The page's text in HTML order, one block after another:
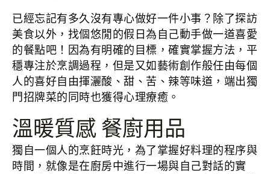
已經忘記有多久沒有專心做好一件小事？除了探訪
美食以外，找個悠閒的假日為自己動手做一道喜愛
的餐點吧！因為有明確的目標，確實掌握方法，平
穩專注於烹調過程，但是又如藝術創作般任由每個
人的喜好自由揮灑酸、甜、苦、辣等味道，端出獨
門招牌菜的同時也獲得心理療癒。
溫暖質感 餐廚用品
獨自一個人的烹飪時光，為了掌握好料理的程序與
時間，就像是在廚房中進行一場與自己對話的實